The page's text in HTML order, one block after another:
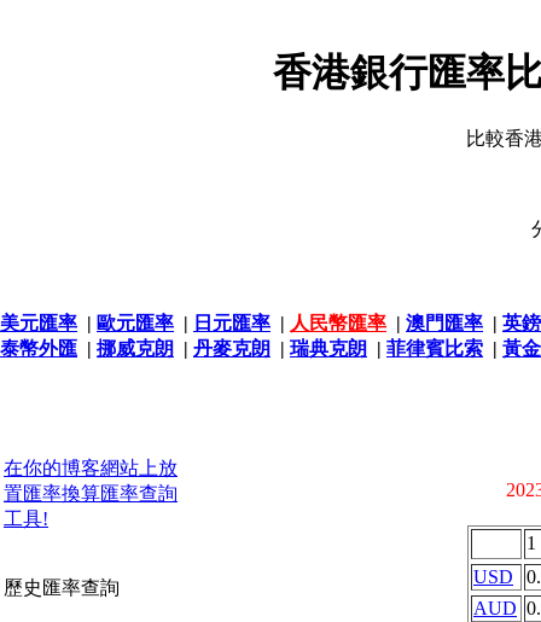
香港銀行匯率
比較香
美元匯率 | 歐元匯率 | 日元匯率 | 人民幣匯率 | 澳門匯率 | 英
泰幣外匯 | 挪威克朗 | 丹麥克朗 | 瑞典克朗 | 菲律賓比索 | 黃
在你的博客網站上放
置匯率換算匯率查詢
工具!
歷史匯率查詢
1
USD
AUD